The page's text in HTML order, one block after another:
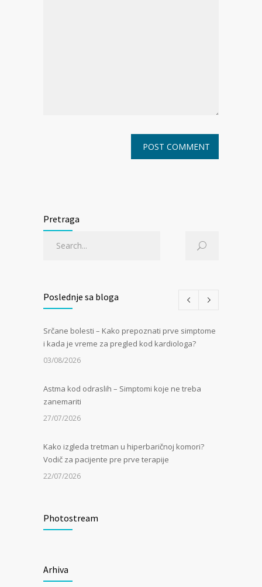
Pretraga
Poslednje sa bloga
Srčane bolesti – Kako prepoznati prve simptome
i kada je vreme za pregled kod kardiologa?
03/08/2026
Astma kod odraslih – Simptomi koje ne treba
zanemariti
27/07/2026
Kako izgleda tretman u hiperbaričnoj komori?
Vodič za pacijente pre prve terapije
22/07/2026
13/07/2026
06/07/2026
Photostream
Arhiva